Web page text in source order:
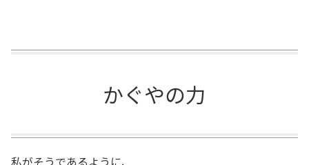
かぐやの力
私がそうであるように、